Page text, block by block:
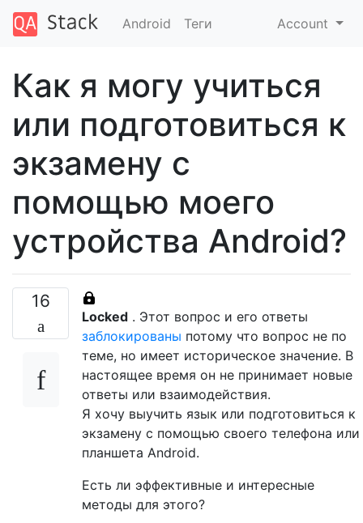
Android Теги Account
Как я могу учиться
или подготовиться к
экзамену с
помощью моего
устройства Android?
16
Locked . Этот вопрос и его ответы
заблокированы потому что вопрос не по
теме, но имеет историческое значение. В
настоящее время он не принимает новые
ответы или взаимодействия.
Я хочу выучить язык или подготовиться к
экзамену с помощью своего телефона или
планшета Android.
Есть ли эффективные и интересные
методы для этого?